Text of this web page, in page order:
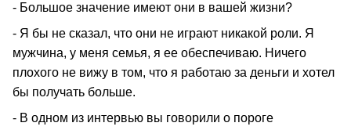
- Большое значение имеют они в вашей жизни?
- Я бы не сказал, что они не играют никакой роли. Я
мужчина, у меня семья, я ее обеспечиваю. Ничего
плохого не вижу в том, что я работаю за деньги и хотел
бы получать больше.
- В одном из интервью вы говорили о пороге